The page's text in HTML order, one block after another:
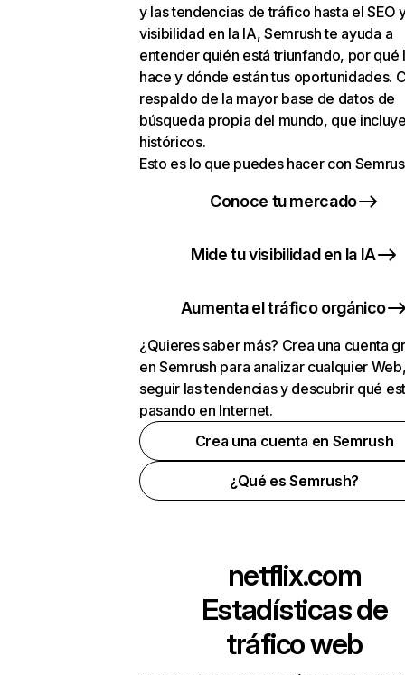
y las tendencias de tráfico hasta el SEO
visibilidad en la IA, Semrush te ayuda a
entender quién está triunfando, por qué
hace y dónde están tus oportunidades.
respaldo de la mayor base de datos de
búsqueda propia del mundo, que
históricos.
Esto es lo que puedes hacer con
Conoce tu mercado
Mide tu visibilidad en la IA
Aumenta el tráfico orgánico
¿Quieres saber más? Crea una cuenta
en Semrush para analizar cualquier
seguir las tendencias y descubrir qué
pasando en Internet.
Crea una cuenta en Semrush
¿Qué es Semrush?
netflix.com
Estadísticas de
tráfico web